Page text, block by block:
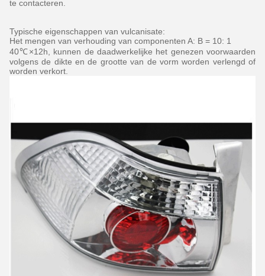
te contacteren.
Typische eigenschappen van vulcanisate:
Het mengen van verhouding van componenten A: B = 10: 1
40℃×12h, kunnen de daadwerkelijke het genezen voorwaarden
volgens de dikte en de grootte van de vorm worden verlengd of
worden verkort.